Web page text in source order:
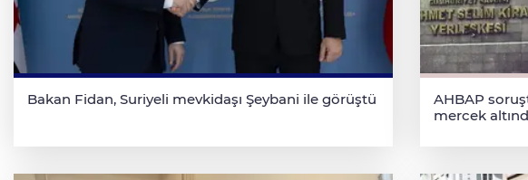
Bakan Fidan, Suriyeli mevkidaşı Şeybani ile görüştü
AHBAP
mercek